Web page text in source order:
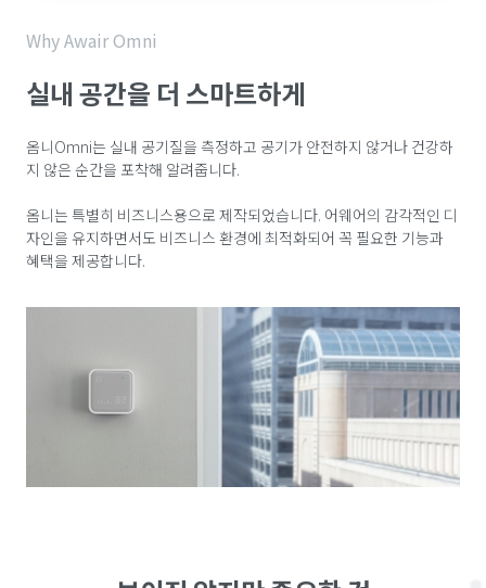
Why Awair Omni
실내 공간을 더 스마트하게
옴니Omni는 실내 공기질을 측정하고 공기가 안전하지 않거나 건강하
지 않은 순간을 포착해 알려줍니다.
옴니는 특별히 비즈니스용으로 제작되었습니다. 어웨어의 감각적인 디
자인을 유지하면서도 비즈니스 환경에 최적화되어 꼭 필요한 기능과
혜택을 제공합니다.